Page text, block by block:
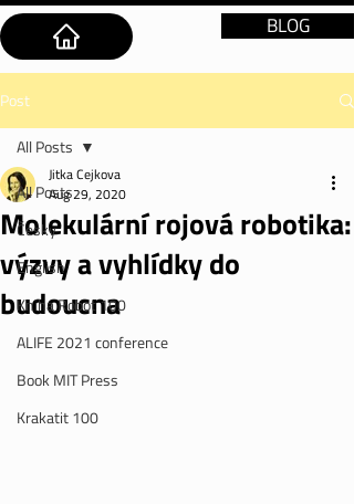
BLOG
Post
All Posts
Česky
English
Kniha Robot 100
ALIFE 2021 conference
Book MIT Press
Krakatit 100
All Posts
Molekulární rojová robotika:
výzvy a vyhlídky do
budoucna
Jitka Cejkova
Aug 29, 2020